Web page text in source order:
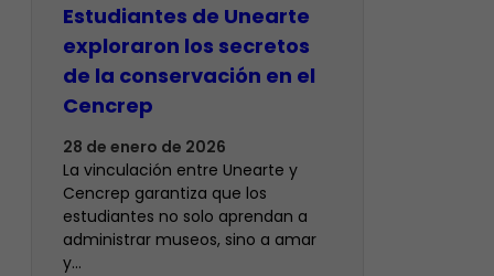
Estudiantes de Unearte
exploraron los secretos
de la conservación en el
Cencrep
28 de enero de 2026
La vinculación entre Unearte y
Cencrep garantiza que los
estudiantes no solo aprendan a
administrar museos, sino a amar
y…